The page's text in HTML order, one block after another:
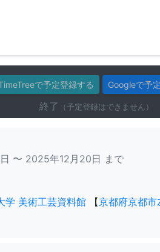
で予定登録する Googleで予
終了 （予定登録はできません）
〜 2025年12月20日 まで
学 美術工芸資料館 【京都府京都